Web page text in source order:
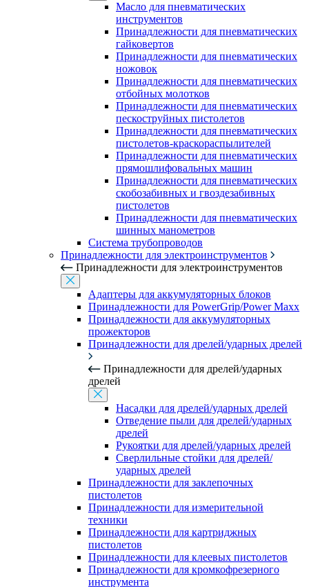
Масло для пневматических
инструментов
Принадлежности для пневматических
гайковертов
Принадлежности для пневматических
ножовок
Принадлежности для пневматических
отбойных молотков
Принадлежности для пневматических
пескоструйных пистолетов
Принадлежности для пневматических
пистолетов-краскораспылителей
Принадлежности для пневматических
прямошлифовальных машин
Принадлежности для пневматических
скобозабивных и гвоздезабивных
пистолетов
Принадлежности для пневматических
шинных манометров
Система трубопроводов
Принадлежности для электроинструментов
Принадлежности для электроинструментов
Адаптеры для аккумуляторных блоков
Принадлежности для PowerGrip/Power Maxx
Принадлежности для аккумуляторных
прожекторов
Принадлежности для дрелей/ударных дрелей
Принадлежности для дрелей/ударных
дрелей
Насадки для дрелей/ударных дрелей
Отведение пыли для дрелей/ударных
дрелей
Рукоятки для дрелей/ударных дрелей
Сверлильные стойки для дрелей/
ударных дрелей
Принадлежности для заклепочных
пистолетов
Принадлежности для измерительной
техники
Принадлежности для картриджных
пистолетов
Принадлежности для клеевых пистолетов
Принадлежности для кромкофрезерного
инструмента